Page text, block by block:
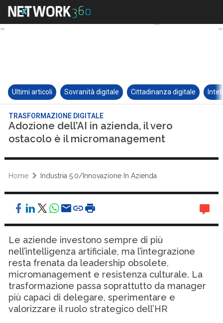
Ultimi articoli Sovranità digitale Cittadinanza digitale
TRASFORMAZIONE DIGITALE
Adozione dell’AI in azienda, il vero
ostacolo è il micromanagement
Home Industria 5.0/Innovazione In Azienda
Le aziende investono sempre di più
nell’intelligenza artificiale, ma l’integrazione
resta frenata da leadership obsolete,
micromanagement e resistenza culturale. La
trasformazione passa soprattutto da manager
più capaci di delegare, sperimentare e
valorizzare il ruolo strategico dell’HR